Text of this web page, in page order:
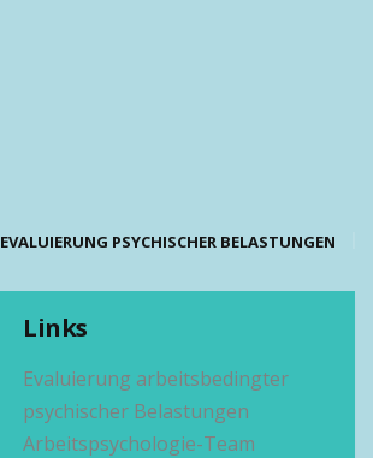
EVALUIERUNG PSYCHISCHER BELASTUNGEN
Links
Evaluierung arbeitsbedingter
psychischer Belastungen
Arbeitspsychologie-Team